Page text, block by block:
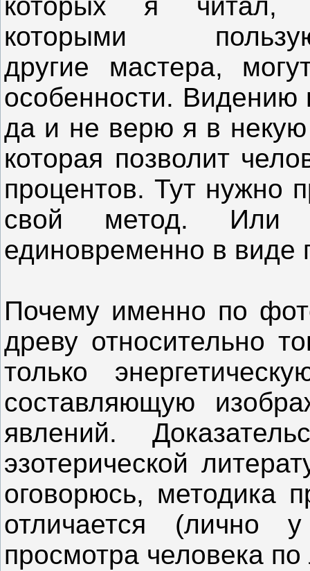
которых я читал,
которыми
другие мастера,
особенности. Видению
да и не верю я в некую
которая позволит
процентов. Тут нужно
свой метод. Или
единовременно в виде
Почему именно по
древу относительно
только
составляющую
явлений.
эзотерической
оговорюсь, методика
отличается (лично
просмотра человека